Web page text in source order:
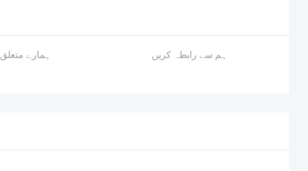
ہمارے متعلق
ہم سے رابطہ کریں